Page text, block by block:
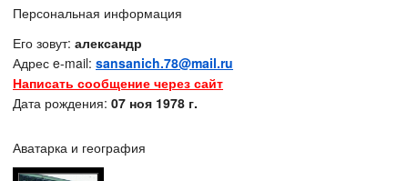
Персональная информация
Его зовут: александр
Адрес e-mail: sansanich.78@mail.ru
Написать сообщение через сайт
Дата рождения: 07 ноя 1978 г.
Аватарка и география